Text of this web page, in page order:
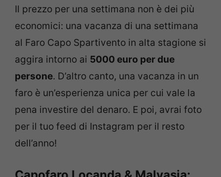
Il prezzo per una settimana non è dei più
economici: una vacanza di una settimana
al Faro Capo Spartivento in alta stagione si
aggira intorno ai 5000 euro per due
persone. D’altro canto, una vacanza in un
faro è un’esperienza unica per cui vale la
pena investire del denaro. E poi, avrai foto
per il tuo feed di Instagram per il resto
dell’anno!